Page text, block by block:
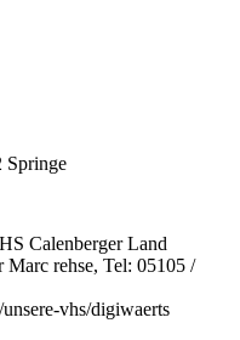
Springe
Calenberger Land
Marc rehse, Tel: 05105 /
vhs/digiwaerts